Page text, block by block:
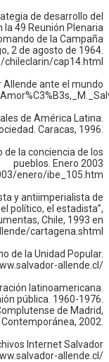
de desarrollo del
49 Reunión Plenaria
de la Campaña
2 de agosto de 1964.
cap14.html
Allende ante el mundo
de América Latina.
Caracas, 1996.
de la conciencia de los
pueblos. Enero 2003
enero/ibe_105.htm
y antiimperialista de
político, el estadista”,
Chile, 1993 en
cartagena.shtml
de la Unidad Popular.
allende.cl/
latinoamericana.
pública. 1960-1976.
de Madrid,
2002.
Internet Salvador
allende.cl/